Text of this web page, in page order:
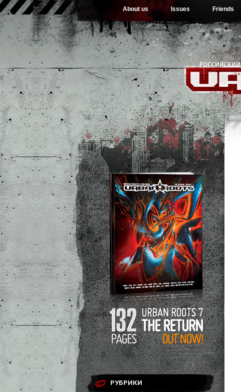
About us Issues Friends
РУБРИКИ